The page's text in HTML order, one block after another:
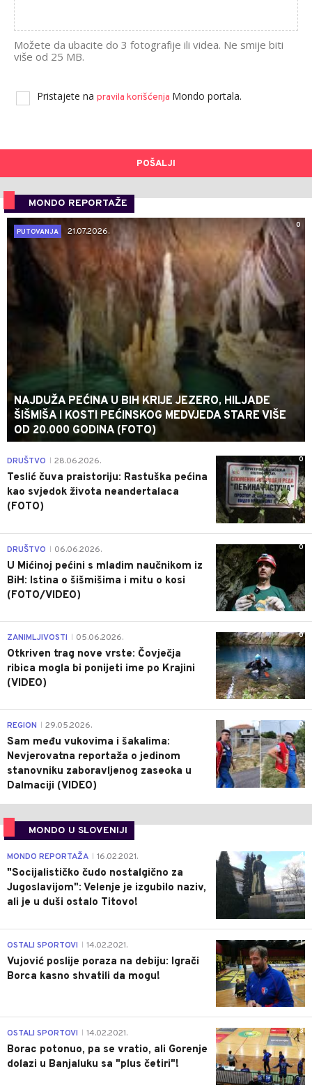
Možete da ubacite do 3 fotografije ili videa. Ne smije biti
više od 25 MB.
Pristajete na pravila korišćenja Mondo portala.
POŠALJI
MONDO REPORTAŽE
0
PUTOVANJA
21.07.2026.
NAJDUŽA PEĆINA U BIH KRIJE JEZERO, HILJADE
ŠIŠMIŠA I KOSTI PEĆINSKOG MEDVJEDA STARE VIŠE
OD 20.000 GODINA (FOTO)
0
DRUŠTVO 28.06.2026.
Teslić čuva praistoriju: Rastuška pećina
kao svjedok života neandertalaca
(FOTO)
0
DRUŠTVO 06.06.2026.
U Mićinoj pećini s mladim naučnikom iz
BiH: Istina o šišmišima i mitu o kosi
(FOTO/VIDEO)
0
ZANIMLJIVOSTI 05.06.2026.
Otkriven trag nove vrste: Čovječja
ribica mogla bi ponijeti ime po Krajini
(VIDEO)
0
REGION 29.05.2026.
Sam među vukovima i šakalima:
Nevjerovatna reportaža o jedinom
stanovniku zaboravljenog zaseoka u
Dalmaciji (VIDEO)
MONDO U SLOVENIJI
4
MONDO REPORTAŽA 16.02.2021.
"Socijalističko čudo nostalgično za
Jugoslavijom": Velenje je izgubilo naziv,
ali je u duši ostalo Titovo!
1
OSTALI SPORTOVI 14.02.2021.
Vujović poslije poraza na debiju: Igrači
Borca kasno shvatili da mogu!
3
OSTALI SPORTOVI 14.02.2021.
Borac potonuo, pa se vratio, ali Gorenje
dolazi u Banjaluku sa "plus četiri"!